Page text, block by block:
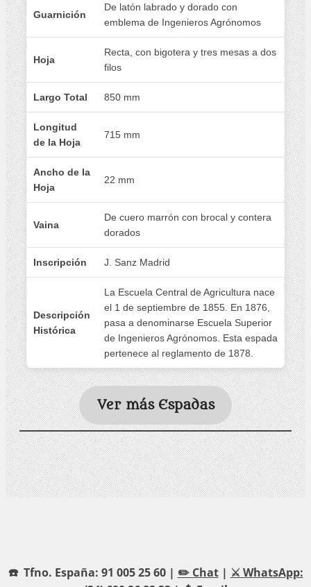
Guarnición
De latón labrado y dorado con
emblema de Ingenieros Agrónomos
Hoja
Recta, con bigotera y tres mesas a dos
filos
Largo Total 850 mm
Longitud
de la Hoja
715 mm
Ancho de la
Hoja
22 mm
Vaina
De cuero marrón con brocal y contera
dorados
Inscripción J. Sanz Madrid
Descripción
Histórica
La Escuela Central de Agricultura nace
el 1 de septiembre de 1855. En 1876,
pasa a denominarse Escuela Superior
de Ingenieros Agrónomos. Esta espada
pertenece al reglamento de 1878.
Ver más Espadas
☎️ Tfno. España: 91 005 25 60 | ✏️ Chat| ⚔️ WhatsApp: